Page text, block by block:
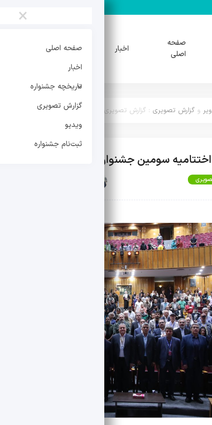
صفحه
اصلی
اخبار
تاریخچه
×
صفحه اصلی
اخبار
تاریخچه جشنواره
گزارش تصویری
ویدیو
ثبت‌نام جشنواره
و گزارش تصویری : گزارش تصویری/ اختتامیه سومین جشنواره بین‌المللی
سومین جشنواره بین‌المللی